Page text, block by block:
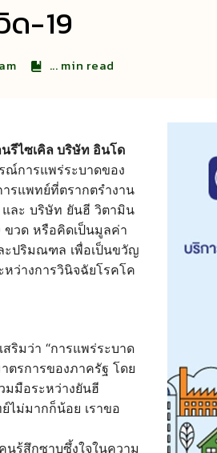
ด-19
... min read
รีไซเคิล บริษัท อินโด
ณ์การแพร่ระบาดของ
รแพทย์ที่ตรากตรำงาน
ละ บริษัท ยันฮี วิตามิน
ขวด หรือคิดเป็นมูลค่า
ะปริมณฑล เพื่อเป็นขวัญ
ว่างการวินิจฉัยโรคโค
สริมว่า “การแพร่ระบาด
ตรการของภาครัฐ โดย
มมือระหว่างยันฮี
ไม่มากก็น้อย เราขอ
นรู้สึกซาบซึ้งใจในความ